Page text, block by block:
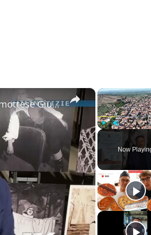
Play
Now
×
Motta Sant'Anastasia. L'omaggio al tenore mottese Giuseppe Di Stefano nel giorno della sua nascita.